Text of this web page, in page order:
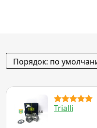
Trialli